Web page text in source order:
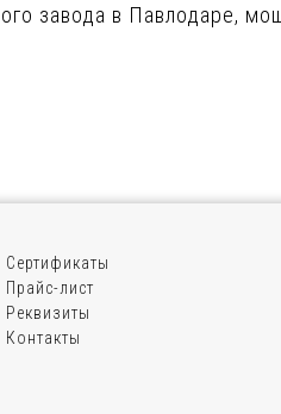
завода в Павлодаре,
Сертификаты
Прайс-лист
Реквизиты
Контакты